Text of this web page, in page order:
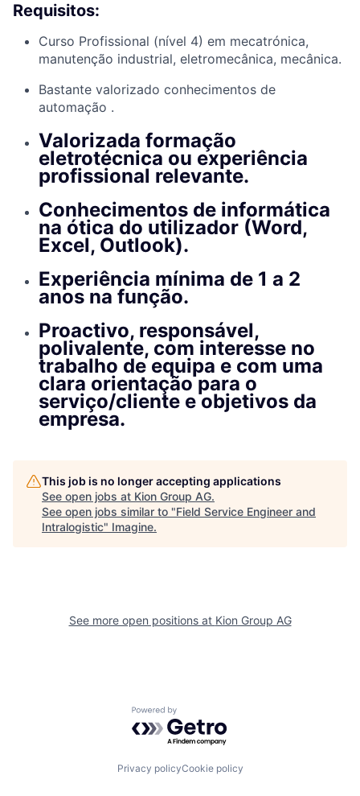
Requisitos:
Curso Profissional (nível 4) em mecatrónica,
manutenção industrial, eletromecânica, mecânica.
Bastante valorizado conhecimentos de
automação .
Valorizada formação
eletrotécnica ou experiência
profissional relevante.
Conhecimentos de informática
na ótica do utilizador (Word,
Excel, Outlook).
Experiência mínima de 1 a 2
anos na função.
Proactivo, responsável,
polivalente, com interesse no
trabalho de equipa e com uma
clara orientação para o
serviço/cliente e objetivos da
empresa.
This job is no longer accepting applications
See open jobs at Kion Group AG.
See open jobs similar to "Field Service Engineer and
Intralogistic" Imagine.
See more open positions at Kion Group AG
Powered by Getro.com
Privacy policyCookie policy